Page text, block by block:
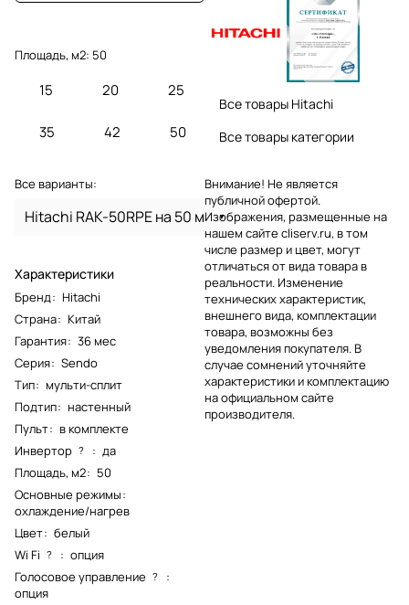
Площадь, м2: 50
15 20 25
35 42 50
Все варианты:
Hitachi RAK-50RPE на 50 м
Характеристики
Бренд: Hitachi
Страна: Китай
Гарантия: 36 мес
Серия: Sendo
Тип: мульти-сплит
Подтип: настенный
Пульт: в комплекте
Инвертор ? : да
Площадь, м2: 50
Основные режимы:
охлаждение/нагрев
Цвет: белый
Wi Fi ? : опция
Голосовое управление ?
:
опция
Все товары Hitachi
Все товары категории
Внимание! Не является
публичной офертой.
Изображения, размещенные на
нашем сайте cliserv.ru, в том
числе размер и цвет, могут
отличаться от вида товара в
реальности. Изменение
технических характеристик,
внешнего вида, комплектации
товара, возможны без
уведомления покупателя. В
случае сомнений уточняйте
характеристики и комплектацию
на официальном сайте
производителя.